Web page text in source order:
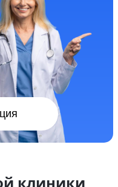
клиники